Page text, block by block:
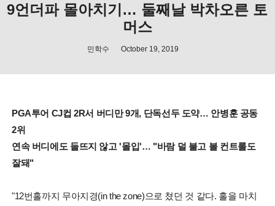
9언더파 몰아치기… 둘째날 박차오른 토
머스
민학수 October 19, 2019
PGA투어 CJ컵 2R서 버디만 9개, 단독선두 도약… 안병훈 공동
2위
연속 버디에도 들뜨지 않고 '몰입'… "바람 덜 불고 볼 컨트롤도
잘돼"
"12번홀까지 무아지경(in the zone)으로 쳤던 것 같다. 홀을 마치